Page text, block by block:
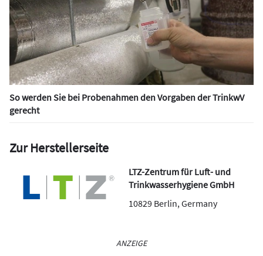
So werden Sie bei Probenahmen den Vorgaben der TrinkwV
gerecht
Zur Herstellerseite
LTZ-Zentrum für Luft- und
Trinkwasserhygiene GmbH
10829 Berlin,Germany
ANZEIGE